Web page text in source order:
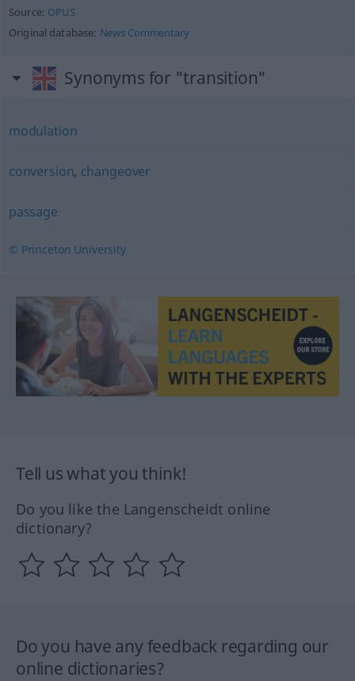
Source: OPUS
Original database: News Commentary
Synonyms for "transition"
modulation
conversion, changeover
passage
© Princeton University
Tell us what you think!
Do you like the Langenscheidt online
dictionary?
Do you have any feedback regarding our
online dictionaries?